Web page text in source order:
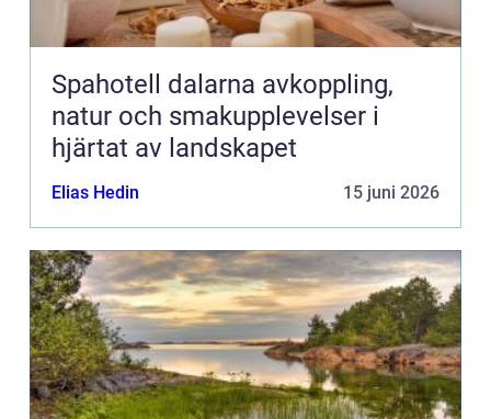
Spahotell dalarna avkoppling,
natur och smakupplevelser i
hjärtat av landskapet
Elias Hedin 15 juni 2026